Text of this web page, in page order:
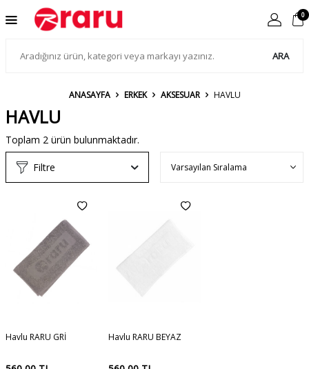
ARA
0
ANASAYFA ERKEK AKSESUAR HAVLU
HAVLU
Toplam 2 ürün bulunmaktadır.
Filtre
Havlu RARU GRİ Havlu RARU BEYAZ